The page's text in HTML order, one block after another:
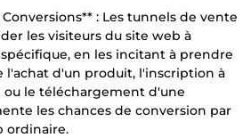
: Les tunnels de vente
les visiteurs du site web à
en les incitant à prendre
l'achat d'un produit, l'inscription à
ou le téléchargement d'une
les chances de conversion par
ordinaire.